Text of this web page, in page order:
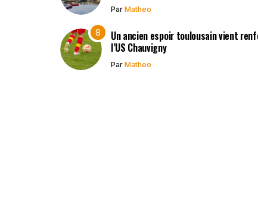
Par Matheo
Un ancien espoir toulousain vient
l’US Chauvigny
Par Matheo